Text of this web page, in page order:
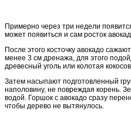
Примерно через три недели
может появиться и сам росток
После этого косточку авокадо
менее 3 см дренажа, для этого
древесный уголь или колотая
Затем насыпают подготовленный
наполовину, не повреждая корень.
водой. Горшок с авокадо сразу
чтобы дерево не вытянулось.